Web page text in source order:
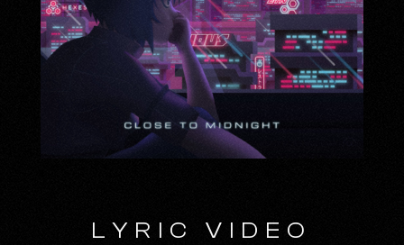
LYRIC VIDEO